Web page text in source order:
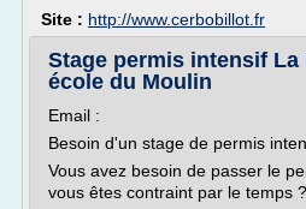
Site : http://www.cerbobillot.fr
Stage permis intensif La
école du Moulin
Email :
Besoin d'un stage de permis
Vous avez besoin de passer le
vous êtes contraint par le temps ?